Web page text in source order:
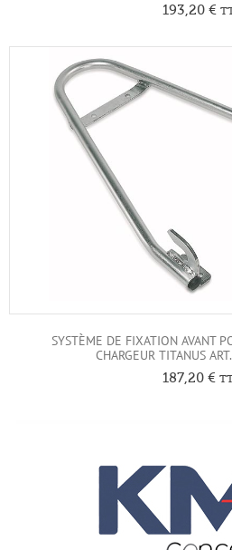
193,20 €
SYSTÈME DE FIXATION AVANT
CHARGEUR TITANUS
187,20 €